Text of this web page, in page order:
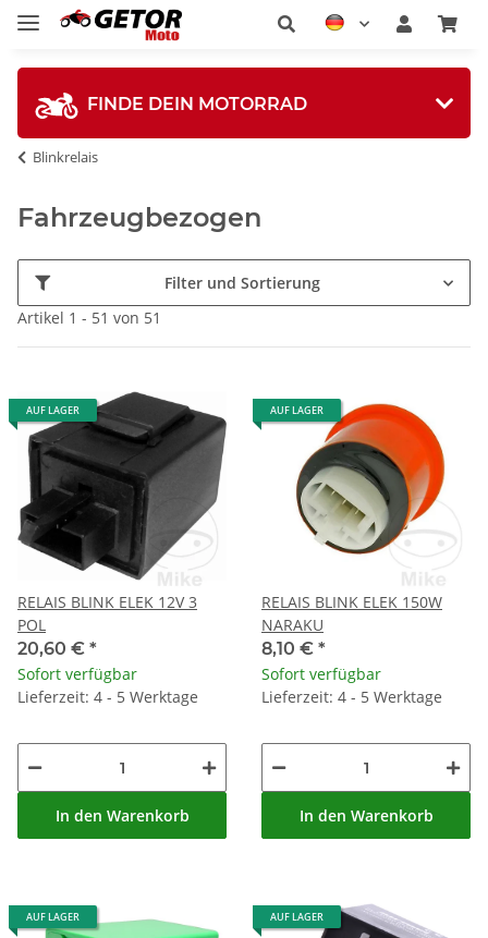
FINDE DEIN MOTORRAD
Blinkrelais
Fahrzeugbezogen
Filter und Sortierung
Artikel 1 - 51 von 51
AUF LAGER
RELAIS BLINK ELEK 12V 3
POL
20,60 € *
Sofort verfügbar
Lieferzeit: 4 - 5 Werktage
In den Warenkorb
AUF LAGER
RELAIS BLINK ELEK 150W
NARAKU
8,10 € *
Sofort verfügbar
Lieferzeit: 4 - 5 Werktage
In den Warenkorb
AUF LAGER AUF LAGER